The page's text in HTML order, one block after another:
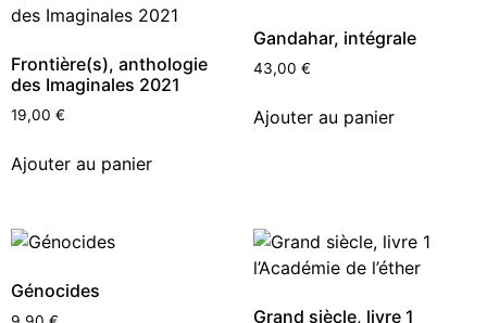
Frontière(s), anthologie
des Imaginales 2021
19,00 €
Ajouter au panier
Gandahar, intégrale
43,00 €
Ajouter au panier
Génocides
Grand siècle, livre 1